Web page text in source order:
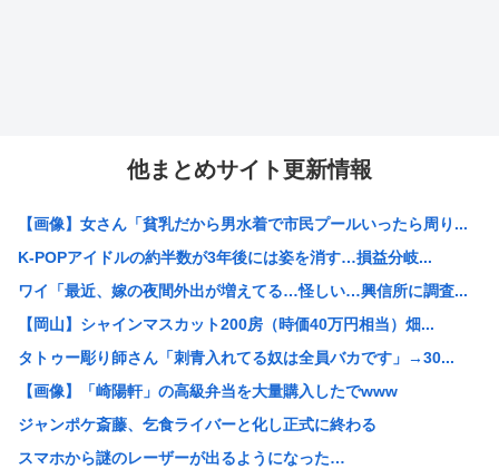
他まとめサイト更新情報
【画像】女さん「貧乳だから男水着で市民プールいったら周り...
K-POPアイドルの約半数が3年後には姿を消す…損益分岐...
ワイ「最近、嫁の夜間外出が増えてる…怪しい…興信所に調査...
【岡山】シャインマスカット200房（時価40万円相当）畑...
タトゥー彫り師さん「刺青入れてる奴は全員バカです」→30...
【画像】「崎陽軒」の高級弁当を大量購入したでwww
ジャンポケ斎藤、乞食ライバーと化し正式に終わる
スマホから謎のレーザーが出るようになった…